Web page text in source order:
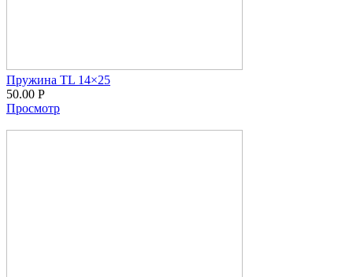
Пружина TL 14×25
50.00 Р
Просмотр